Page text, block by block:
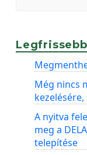
Még nincs
A nyitva
meg a
telepítése